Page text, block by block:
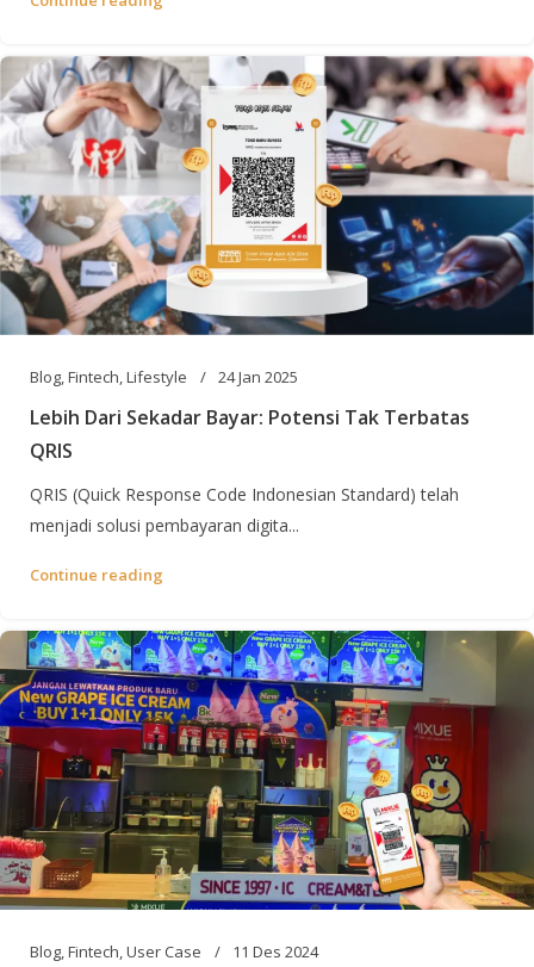
Blog,Fintech,Lifestyle 24 Jan 2025
Lebih Dari Sekadar Bayar: Potensi Tak Terbatas
QRIS
QRIS (Quick Response Code Indonesian Standard) telah
menjadi solusi pembayaran digita...
Continue reading
Blog,Fintech,User Case 11 Des 2024